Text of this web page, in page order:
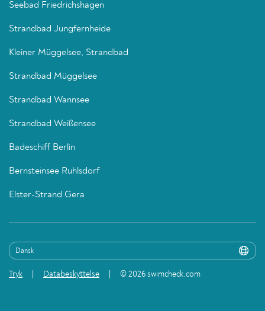
Seebad Friedrichshagen
Strandbad Jungfernheide
Kleiner Müggelsee, Strandbad
Strandbad Müggelsee
Strandbad Wannsee
Strandbad Weißensee
Badeschiff Berlin
Bernsteinsee Ruhlsdorf
Elster-Strand Gera
Tryk Databeskyttelse © 2026 swimcheck.com